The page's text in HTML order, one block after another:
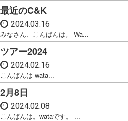
最近のC&K
2024.03.16
みなさん、こんばんは。 Wa...
ツアー2024
2024.02.16
こんばんは wata...
2月8日
2024.02.08
こんばんは。wataです。 ...